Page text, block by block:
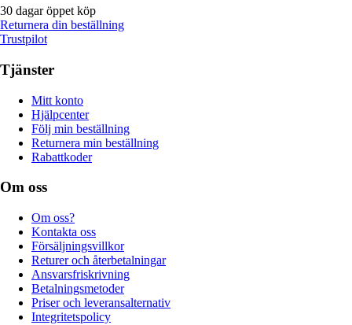
30 dagar öppet köp
Returnera din beställning
Trustpilot
Tjänster
Mitt konto
Hjälpcenter
Följ min beställning
Returnera min beställning
Rabattkoder
Om oss
Om oss?
Kontakta oss
Försäljningsvillkor
Returer och återbetalningar
Ansvarsfriskrivning
Betalningsmetoder
Priser och leveransalternativ
Integritetspolicy